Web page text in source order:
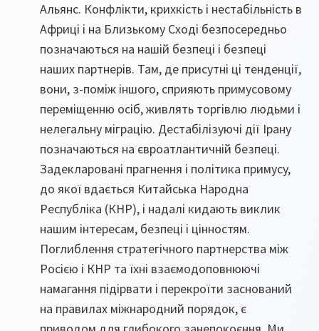
Альянс. Конфлікти, крихкість і нестабільність в
Африці і на Близькому Сході безпосередньо
позначаються на нашій безпеці і безпеці
наших партнерів. Там, де присутні ці тенденції,
вони, з-поміж іншого, сприяють примусовому
переміщенню осіб, живлять торгівлю людьми і
нелегальну міграцію. Дестабілізуючі дії Ірану
позначаються на євроатлантичній безпеці.
Задекларовані прагнення і політика примусу,
до якої вдається Китайська Народна
Республіка (КНР), і надалі кидають виклик
нашим інтересам, безпеці і цінностям.
Поглиблення стратегічного партнерства між
Росією і КНР та їхні взаємодоповнюючі
намагання підірвати і перекроїти заснований
на правилах міжнародний порядок, є